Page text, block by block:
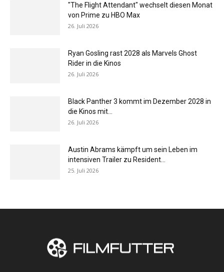
"The Flight Attendant" wechselt diesen Monat
von Prime zu HBO Max
26. Juli 2026
Ryan Gosling rast 2028 als Marvels Ghost
Rider in die Kinos
26. Juli 2026
Black Panther 3 kommt im Dezember 2028 in
die Kinos mit...
26. Juli 2026
Austin Abrams kämpft um sein Leben im
intensiven Trailer zu Resident...
25. Juli 2026